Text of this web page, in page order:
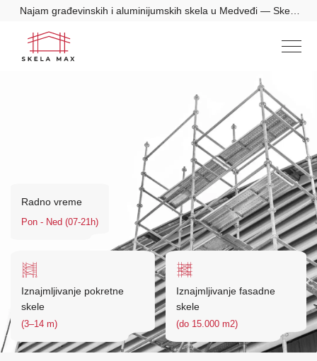
Najam građevinskih i aluminijumskih skela u Medveđi — Skela
Radno vreme
Pon - Ned (07-21h)
Iznajmljivanje pokretne
skele
(3–14 m)
Iznajmljivanje fasadne
skele
(do 15.000 m2)